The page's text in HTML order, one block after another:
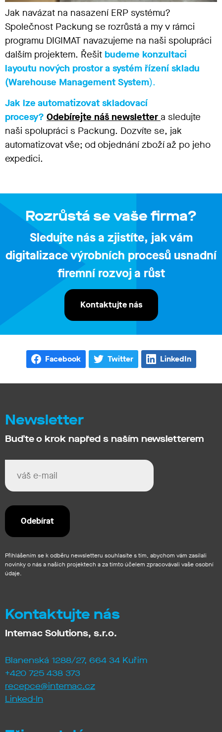
Jak navázat na nasazení ERP systému?
Společnost Packung se rozrůstá a my v rámci
programu DIGIMAT navazujeme na naši spolupráci
dalším projektem. Řešit budeme konzultaci
layoutu nových prostor a systém řízení skladu
(Warehouse Management System).
Jak lze automatizovat skladovací
procesy? Odebírejte náš newsletter a sledujte
naši spolupráci s Packung. Dozvíte se, jak
automatizovat vše; od objednání zboží až po jeho
expedici.
Rozrůstá se vaše firma?
Sledujte nás a zjistíte, jak vám
digitalizace výrobních procesů usnadní
firemní rozvoj a růst
Kontaktujte nás
Facebook Twitter LinkedIn
Newsletter
Buďte o krok napřed s naším newsletterem
Přihlášením se k odběru newsletteru souhlasíte s tím, abychom vám zasílali
novinky o nás a našich projektech a za tímto účelem zpracovávali vaše osobní
údaje.
Kontaktujte nás
Intemac Solutions, s.r.o.
Blanenská 1288/27, 664 34 Kuřim
+420 725 438 373
recepce@intemac.cz
Linked-In